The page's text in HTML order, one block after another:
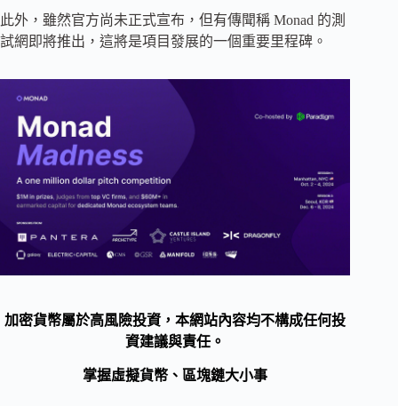
此外，雖然官方尚未正式宣布，但有傳聞稱 Monad 的測
試網即將推出，這將是項目發展的一個重要里程碑。
加密貨幣屬於高風險投資，本網站內容均不構成任何投
資建議與責任。
掌握虛擬貨幣、區塊鏈大小事